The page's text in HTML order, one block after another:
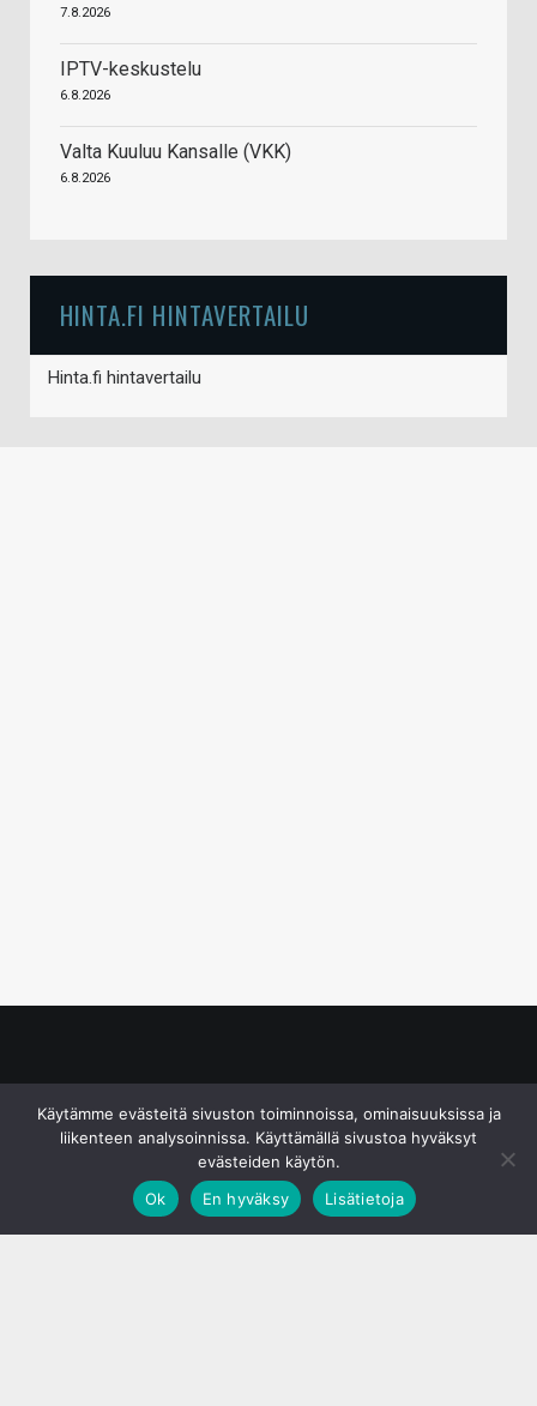
7.8.2026
IPTV-keskustelu
6.8.2026
Valta Kuuluu Kansalle (VKK)
6.8.2026
HINTA.FI HINTAVERTAILU
Hinta.fi hintavertailu
Käytämme evästeitä sivuston toiminnoissa, ominaisuuksissa ja
liikenteen analysoinnissa. Käyttämällä sivustoa hyväksyt
evästeiden käytön.
Ok
En hyväksy Lisätietoja